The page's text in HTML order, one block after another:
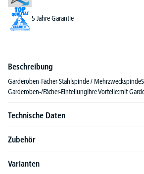
5 Jahre Garantie
Beschreibung
Garderoben-Fächer-Stahlspinde /
Garderoben-/Fächer-EinteilungIhre Vorteile:mit
Technische Daten
Zubehör
Varianten